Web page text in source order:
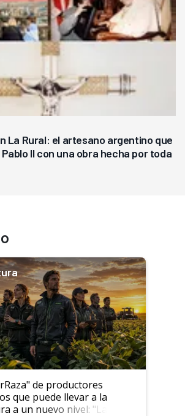
La Rural: el artesano argentino que
II con una obra hecha por toda
de productores
que puede llevar a la
a un nuevo nivel: "Las